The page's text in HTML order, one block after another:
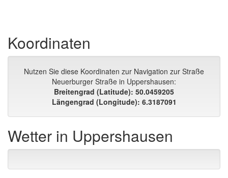
Koordinaten
Nutzen Sie diese Koordinaten zur Navigation zur Straße
Neuerburger Straße in Uppershausen:
Breitengrad (Latitude): 50.0459205
Längengrad (Longitude): 6.3187091
Wetter in Uppershausen